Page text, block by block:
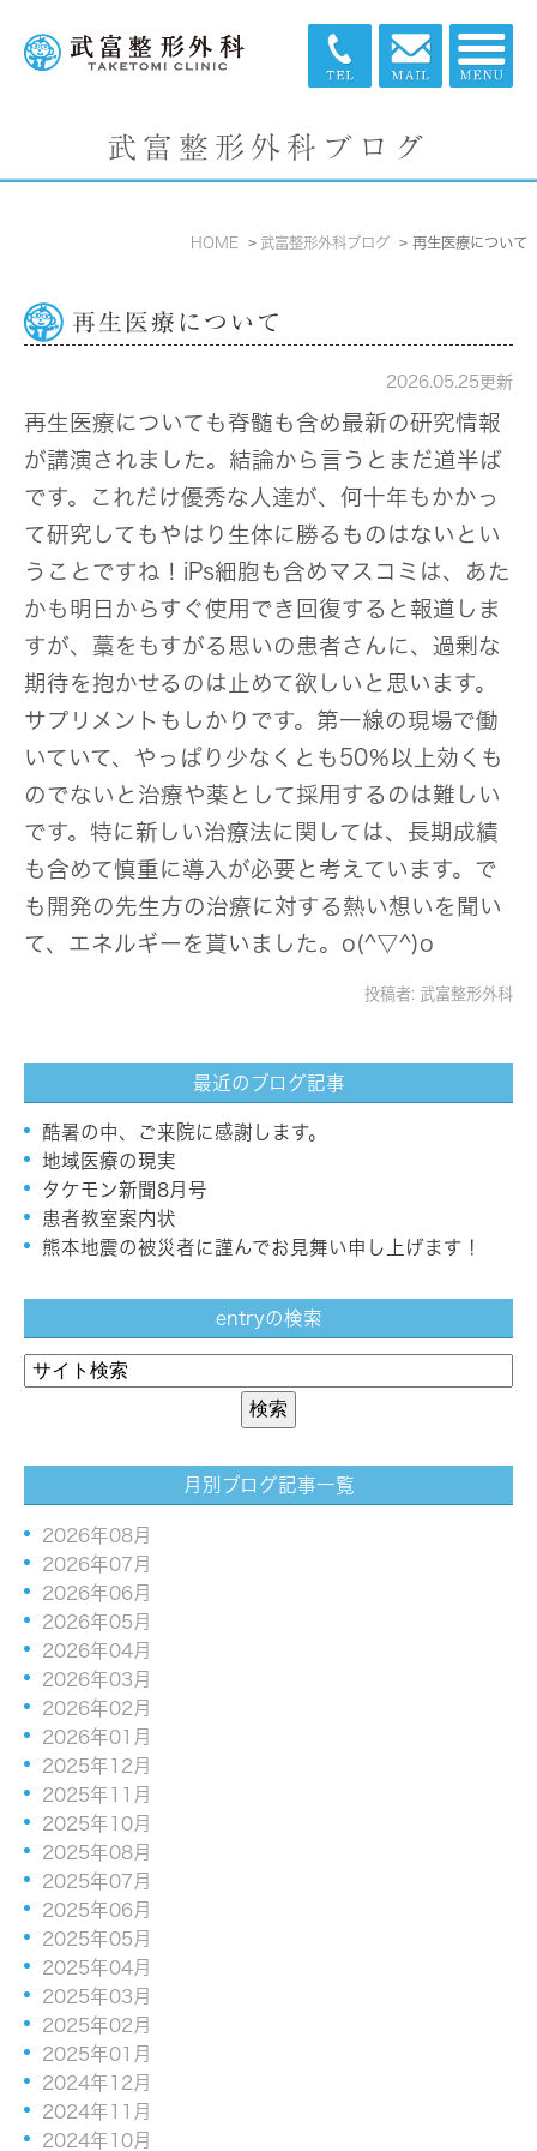
武富整形外科ブログ
HOME 武富整形外科ブログ 再生医療について
再生医療について
2026.05.25更新
再生医療についても脊髄も含め最新の研究情報
が講演されました。結論から言うとまだ道半ば
です。これだけ優秀な人達が、何十年もかかっ
て研究してもやはり生体に勝るものはないとい
うことですね！iPs細胞も含めマスコミは、あた
かも明日からすぐ使用でき回復すると報道しま
すが、藁をもすがる思いの患者さんに、過剰な
期待を抱かせるのは止めて欲しいと思います。
サプリメントもしかりです。第一線の現場で働
いていて、やっぱり少なくとも50％以上効くも
のでないと治療や薬として採用するのは難しい
です。特に新しい治療法に関しては、長期成績
も含めて慎重に導入が必要と考えています。で
も開発の先生方の治療に対する熱い想いを聞い
て、エネルギーを貰いました。o(^▽^)o
投稿者: 武富整形外科
最近のブログ記事
酷暑の中、ご来院に感謝します。
地域医療の現実
タケモン新聞8月号
患者教室案内状
熊本地震の被災者に謹んでお見舞い申し上げます！
entryの検索
月別ブログ記事一覧
2026年08月
2026年07月
2026年06月
2026年05月
2026年04月
2026年03月
2026年02月
2026年01月
2025年12月
2025年11月
2025年10月
2025年08月
2025年07月
2025年06月
2025年05月
2025年04月
2025年03月
2025年02月
2025年01月
2024年12月
2024年11月
2024年10月